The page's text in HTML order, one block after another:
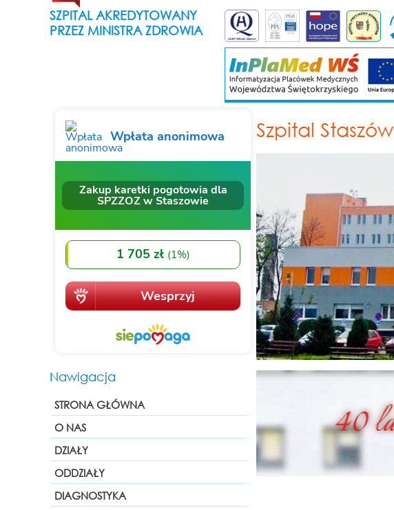
SZPITAL AKREDYTOWANY
PRZEZ MINISTRA ZDROWIA
Nawigacja
STRONA GŁÓWNA
O NAS
DZIAŁY
ODDZIAŁY
DIAGNOSTYKA
Szpital Staszów